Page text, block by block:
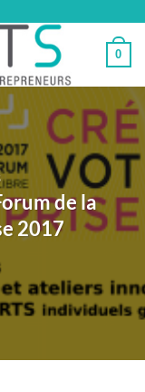
0
de la
2017